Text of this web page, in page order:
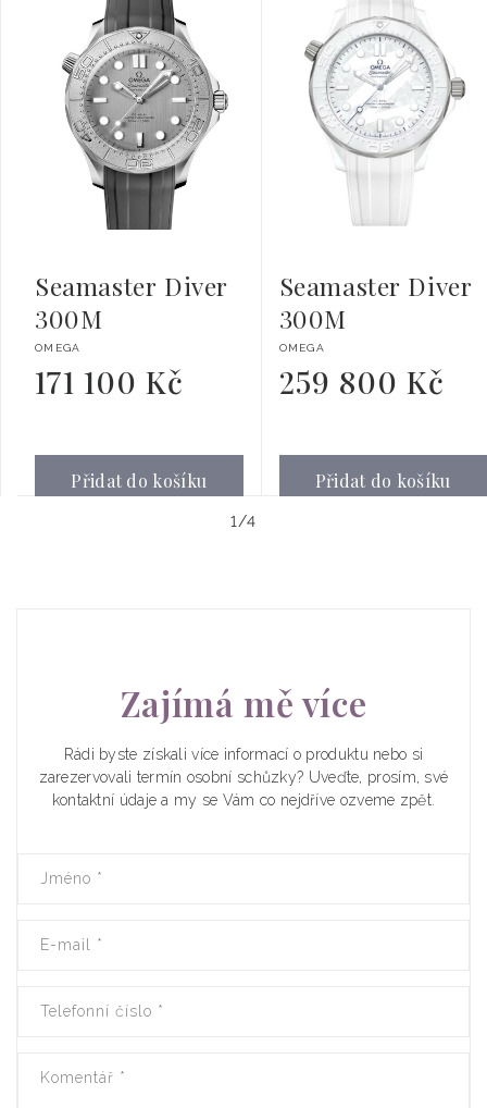
Seamaster Diver
300M
Dodavatel:
OMEGA
Běžná
cena
171 100 Kč
Přidat do košíku
Seamaster Diver
300M
Dodavatel:
OMEGA
Běžná
cena
259 800 Kč
Přidat do košíku
1 /z4
Zajímá mě více
Rádi byste získali více informací o produktu nebo si
zarezervovali termín osobní schůzky? Uveďte, prosím, své
kontaktní údaje a my se Vám co nejdříve ozveme zpět.
Jméno *
E-mail *
Telefonní číslo *
Komentář *